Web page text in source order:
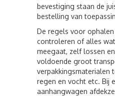
bevestiging staan de
bestelling van
De regels voor
controleren of alles
meegaat, zelf lossen
voldoende groot
verpakkingsmaterialen
regen en vocht etc. Bij
aanhangwagen